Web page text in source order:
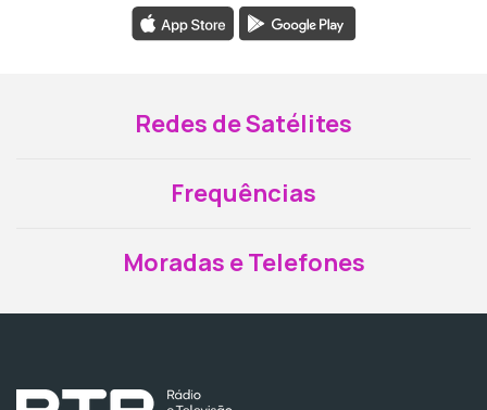
Redes de Satélites
Frequências
Moradas e Telefones